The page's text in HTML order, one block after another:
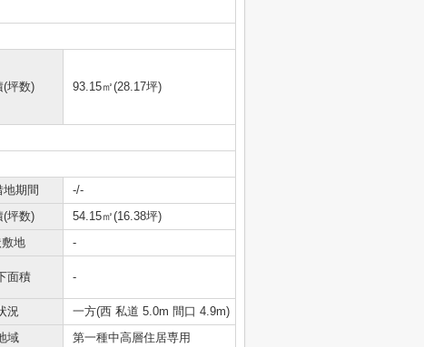
(坪数) 93.15㎡(28.17坪)
期間
-/-
(坪数)
54.15㎡(16.38坪)
地
-
面積 -
況
一方(西 私道 5.0m 間口 4.9m)
域
第一種中高層住居専用